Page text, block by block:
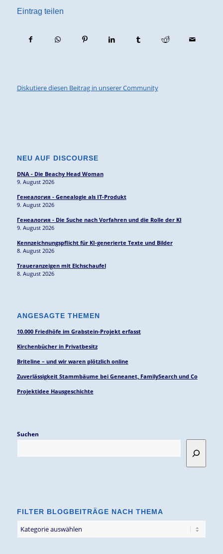
Eintrag teilen
Diskutiere diesen Beitrag in unserer Community
NEU AUF DISCOURSE
DNA - Die Beachy Head Woman
9. August 2026
Генеалогия - Genealogie als IT-Produkt
9. August 2026
Генеалогия - Die Suche nach Vorfahren und die Rolle der KI
9. August 2026
Kennzeichnungspflicht für KI-generierte Texte und Bilder
8. August 2026
Traueranzeigen mit Elchschaufel
8. August 2026
ANGESAGTE THEMEN
10.000 Friedhöfe im Grabstein-Projekt erfasst
Kirchenbücher in Privatbesitz
Briteline – und wir waren plötzlich online
Zuverlässigkeit Stammbäume bei Geneanet, FamilySearch und Co
Projektidee Hausgeschichte
Suchen
FILTER BLOGBEITRÄGE NACH THEMA
Blogbeiträge